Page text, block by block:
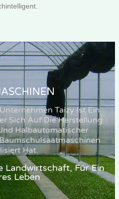
Taizy Ist Ein
Sich Auf Die Herstellung
Halbautomatischer
Hat.
Landwirtschaft, Für Ein
Leben